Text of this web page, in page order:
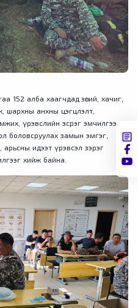
152 алба хаагчдад зөгий, хачиг,
шархны анхны цэгцлэлт,
үрэвслийн эсрэг эмчилгээ,
боловсруулах замын эмгэг,
арьсны идээт үрэвсэл зэрэг
хийж байна.